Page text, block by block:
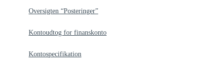
Oversigten “Posteringer”
Kontoudtog for finanskonto
Kontospecifikation